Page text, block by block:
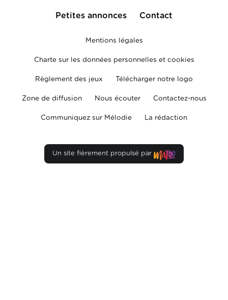
Petites annonces Contact
Mentions légales
Charte sur les données personnelles et cookies
Règlement des jeux Télécharger notre logo
Zone de diffusion Nous écouter Contactez-nous
Communiquez sur Mélodie La rédaction
Un site fièrement propulsé par